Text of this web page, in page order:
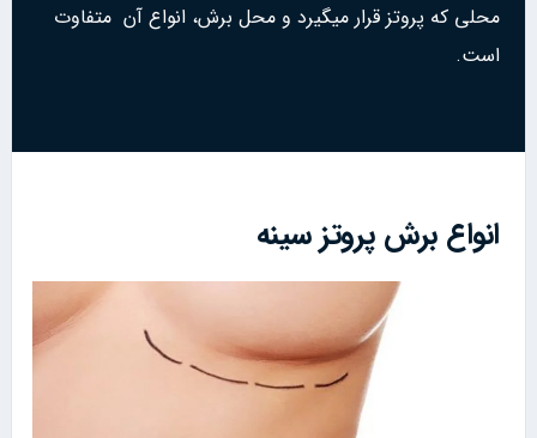
محلی که پروتز قرار میگیرد و محل برش، انواع آن متفاوت
است.
انواع برش پروتز سینه